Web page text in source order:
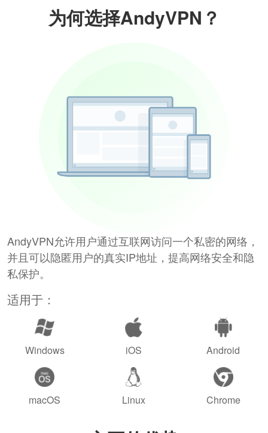
为何选择AndyVPN？
AndyVPN允许用户通过互联网访问一个私密的网络，
并且可以隐匿用户的真实IP地址，提高网络安全和隐
私保护。
适用于：
Windows iOS Android
macOS Linux Chrome